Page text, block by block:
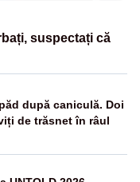
suspectați că
după caniculă. Doi
de trăsnet în râul